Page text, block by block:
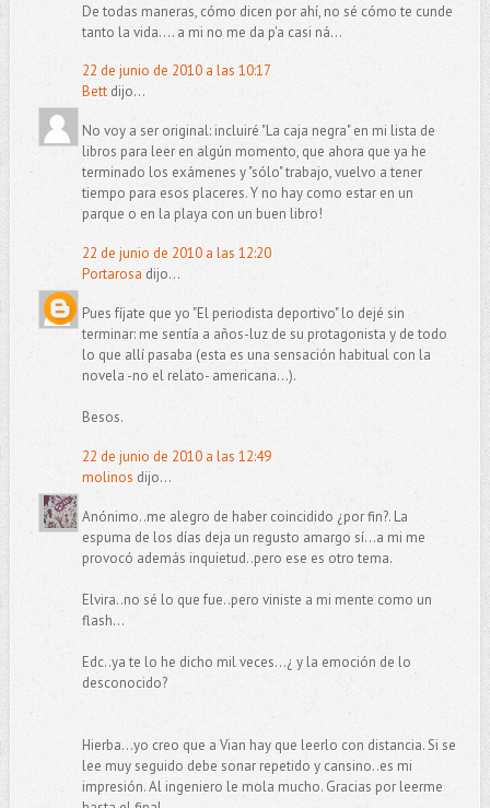
De todas maneras, cómo dicen por ahí, no sé cómo te cunde
tanto la vida.... a mi no me da p'a casi ná...
22 de junio de 2010 a las 10:17
Bettdijo...
No voy a ser original: incluiré "La caja negra" en mi lista de
libros para leer en algún momento, que ahora que ya he
terminado los exámenes y "sólo" trabajo, vuelvo a tener
tiempo para esos placeres. Y no hay como estar en un
parque o en la playa con un buen libro!
22 de junio de 2010 a las 12:20
Portarosa dijo...
Pues fíjate que yo "El periodista deportivo" lo dejé sin
terminar: me sentía a años-luz de su protagonista y de todo
lo que allí pasaba (esta es una sensación habitual con la
novela -no el relato- americana...).
Besos.
22 de junio de 2010 a las 12:49
molinos dijo...
Anónimo..me alegro de haber coincidido ¿por fin?. La
espuma de los días deja un regusto amargo sí...a mi me
provocó además inquietud..pero ese es otro tema.
Elvira..no sé lo que fue..pero viniste a mi mente como un
flash...
Edc..ya te lo he dicho mil veces...¿ y la emoción de lo
desconocido?
Hierba...yo creo que a Vian hay que leerlo con distancia. Si se
lee muy seguido debe sonar repetido y cansino..es mi
impresión. Al ingeniero le mola mucho. Gracias por leerme